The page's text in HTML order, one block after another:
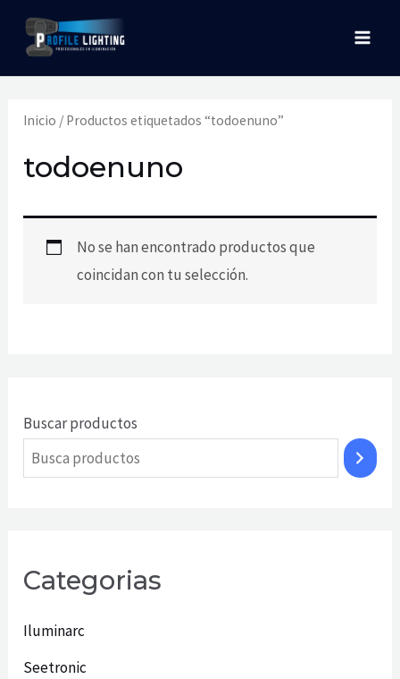
Buscar productos
Categorias
Iluminarc
Seetronic
Inicio / Productos etiquetados “todoenuno”
todoenuno
No se han encontrado productos que
coincidan con tu selección.